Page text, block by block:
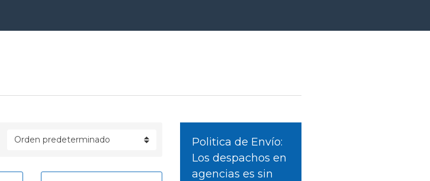
Politica de Envío:
Los despachos en
agencias es sin